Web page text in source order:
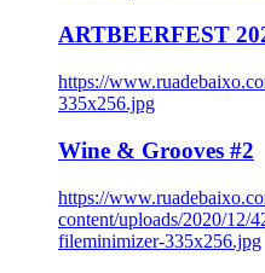
ARTBEERFEST
https://
335x256.jpg
Wine & Grooves #2
https://
content/uploads/2020/12/
fileminimizer-335x256.jpg